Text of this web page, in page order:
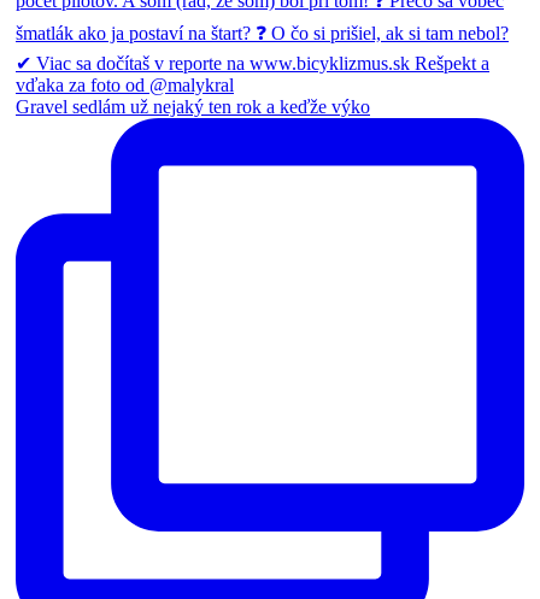
Gravel sedlám už nejaký ten rok a keďže výko